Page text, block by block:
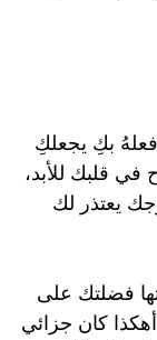
بكِ يجعلكِ
في قلبك للأبد،
يعتذر لك
فضلتك على
كان جزائي